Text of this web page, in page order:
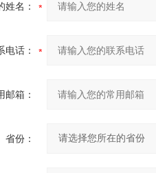
姓名：
电话：
邮箱：
省份：